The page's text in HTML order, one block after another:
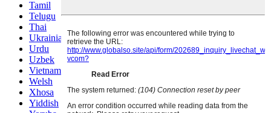
Tamil
Telugu
Thai
Ukrainian
Urdu
Uzbek
Vietnamese
Welsh
Xhosa
Yiddish